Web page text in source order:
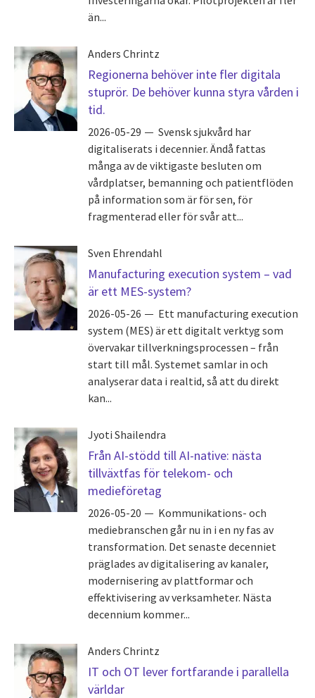
än...
Anders Chrintz
Regionerna behöver inte fler digitala
stuprör. De behöver kunna styra vården i
tid.
2026-05-29
Svensk sjukvård har
digitaliserats i decennier. Ändå fattas
många av de viktigaste besluten om
vårdplatser, bemanning och patientflöden
på information som är för sen, för
fragmenterad eller för svår att...
Sven Ehrendahl
Manufacturing execution system – vad
är ett MES-system?
2026-05-26
Ett manufacturing execution
system (MES) är ett digitalt verktyg som
övervakar tillverkningsprocessen – från
start till mål. Systemet samlar in och
analyserar data i realtid, så att du direkt
kan...
Jyoti Shailendra
Från AI-stödd till AI-native: nästa
tillväxtfas för telekom- och
medieföretag
2026-05-20
Kommunikations- och
mediebranschen går nu in i en ny fas av
transformation. Det senaste decenniet
präglades av digitalisering av kanaler,
modernisering av plattformar och
effektivisering av verksamheter. Nästa
decennium kommer...
Anders Chrintz
IT och OT lever fortfarande i parallella
världar